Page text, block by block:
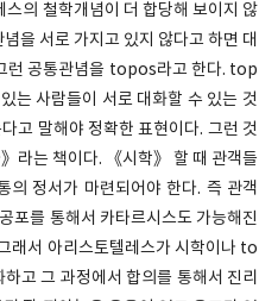
의 철학개념이 더 합당해 보이지 않
을 서로 가지고 있지 않다고 하면 대
런 공통관념을 topos라고 한다. top
는 사람들이 서로 대화할 수 있는 것
고 말해야 정확한 표현이다. 그런 것
라는 책이다. 《시학》 할 때 관객들
의 정서가 마련되어야 한다. 즉 관객
포를 통해서 카타르시스도 가능해진
래서 아리스토텔레스가 시학이나 to
고 그 과정에서 합의를 통해서 진리